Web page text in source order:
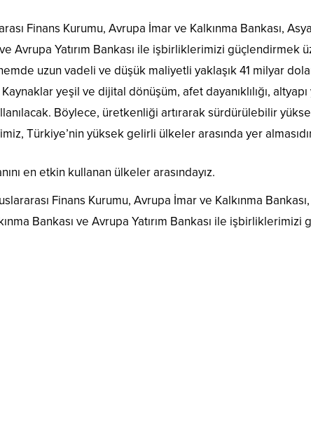
Finans Kurumu, Avrupa İmar ve Kalkınma Bankası, Asya
ve Avrupa Yatırım Bankası ile işbirliklerimizi güçlendirmek
uzun vadeli ve düşük maliyetli yaklaşık 41 milyar
yeşil ve dijital dönüşüm, afet dayanıklılığı, altyapı
Böylece, üretkenliği artırarak sürdürülebilir
Türkiye’nin yüksek gelirli ülkeler arasında yer
en etkin kullanan ülkeler arasındayız.
Finans Kurumu, Avrupa İmar ve Kalkınma Bankası,
Bankası ve Avrupa Yatırım Bankası ile